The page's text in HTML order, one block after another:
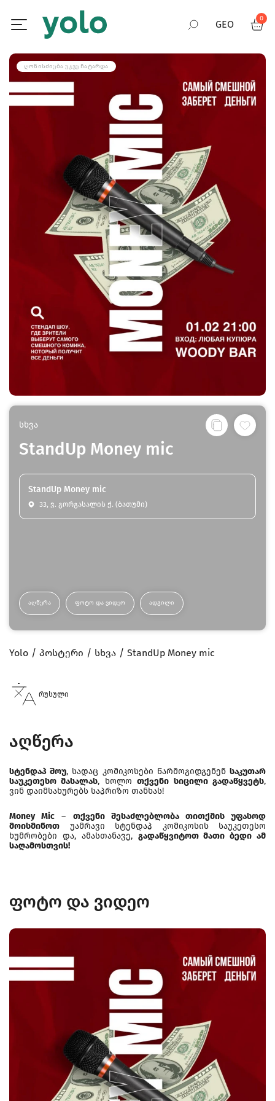
GEO
ENG
0
ᲦᲝᲜᲘᲡᲫᲘᲔᲑᲐ ᲣᲙᲕᲔ ᲩᲐᲢᲐᲠᲓᲐ
სხვა
StandUp Money mic
StandUp Money mic
33, ვ. გორგასალის ქ. (ბათუმი)
ᲐᲦᲬᲔᲠᲐ ᲤᲝᲢᲝ ᲓᲐ ᲕᲘᲓᲔᲝ ᲐᲓᲒᲘᲚᲘ
Yolo პოსტერი სხვა StandUp Money mic
რუსული
აღწერა
სტენდაპ შოუ, სადაც კომიკოსები წარმოგიდგენენსაკუთარ
საუკეთესო მასალას, ხოლოთქვენი სიცილი გადაწყვეტს,
ვინ დაიმსახურებს საპრიზო თანხას!
Money Mic – თქვენი შესაძლებლობა თითქმის უფასოდ
მოისმინოთ უამრავი სტენდაპ კომიკოსის საუკეთესო
ხუმრობები და, ამასთანავე, გადაწყვიტოთ მათი ბედი ამ
საღამოსთვის!
ფოტო და ვიდეო